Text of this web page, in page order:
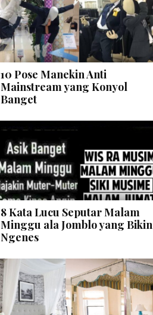
10 Pose Manekin Anti
Mainstream yang Konyol
Banget
8 Kata Lucu Seputar Malam
Minggu ala Jomblo yang Bikin
Ngenes